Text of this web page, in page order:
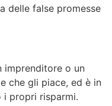
delle false promesse
imprenditore o un
che gli piace, ed è in
i propri risparmi.